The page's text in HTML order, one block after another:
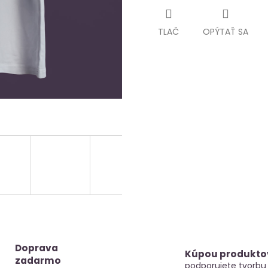
TLAČ OPÝTAŤ SA
Doprava
zadarmo
Kúpou